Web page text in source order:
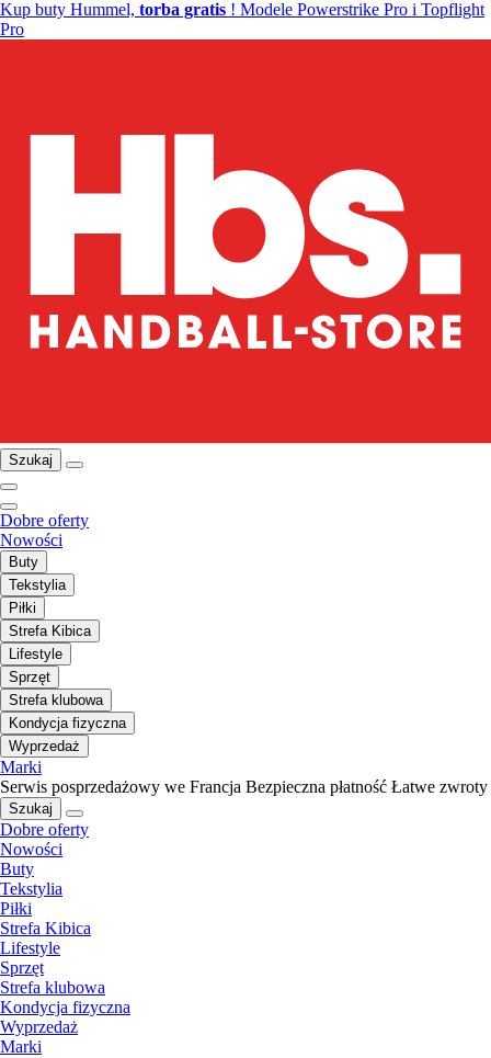
Kup buty Hummel, torba gratis ! Modele Powerstrike Pro i Topflight
Pro
Szukaj
Dobre oferty
Nowości
Buty
Tekstylia
Piłki
Strefa Kibica
Lifestyle
Sprzęt
Strefa klubowa
Kondycja fizyczna
Wyprzedaż
Marki
Serwis posprzedażowy we Francja Bezpieczna płatność Łatwe zwroty
Szukaj
Dobre oferty
Nowości
Buty
Tekstylia
Piłki
Strefa Kibica
Lifestyle
Sprzęt
Strefa klubowa
Kondycja fizyczna
Wyprzedaż
Marki